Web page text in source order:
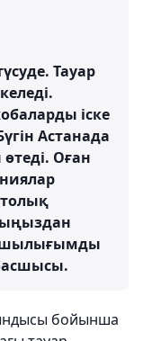
Тауар
іске
Астанада
Оған
бойынша